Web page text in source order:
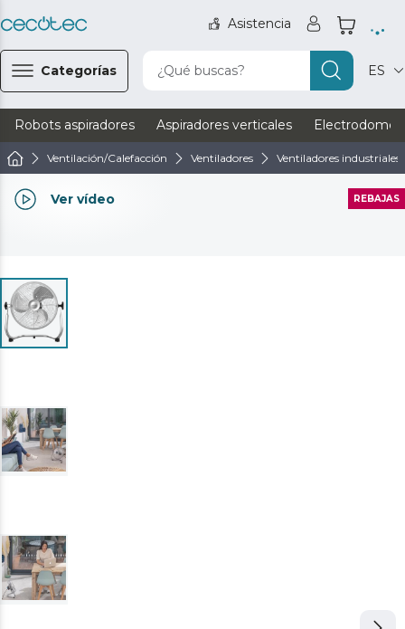
Asistencia
Categorías ¿Qué buscas? ES
Robots aspiradores Aspiradores verticales
Ventilación/Calefacción Ventiladores Ventiladores industriales
Ver vídeo REBAJAS